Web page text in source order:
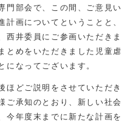
門部会で、この間、ご意見い
計画についてということと、
西井委員にご参画いただきま
とめをいただきました児童虐
になってございます。
どご説明をさせていただき
ご承知のとおり、新しい社会
今年度末までに新たな計画を